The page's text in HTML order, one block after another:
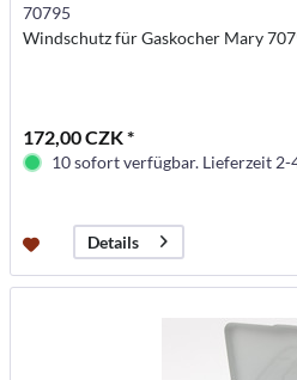
70795
Windschutz für Gaskocher Mary
172,00 CZK *
10 sofort verfügbar. Lieferzeit 2-
Details